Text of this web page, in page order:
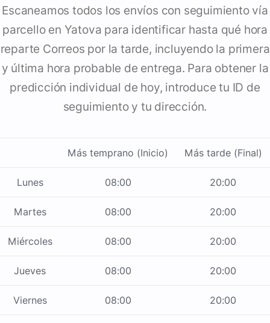
Escaneamos todos los envíos con seguimiento vía
parcello en Yatova para identificar hasta qué hora
reparte Correos por la tarde, incluyendo la primera
y última hora probable de entrega. Para obtener la
predicción individual de hoy, introduce tu ID de
seguimiento y tu dirección.
Más temprano (Inicio) Más tarde (Final)
Lunes 08:00 20:00
Martes 08:00 20:00
Miércoles 08:00 20:00
Jueves 08:00 20:00
Viernes 08:00 20:00